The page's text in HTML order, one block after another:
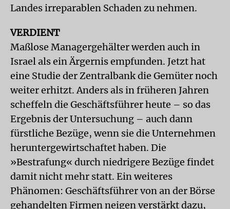
Landes irreparablen Schaden zu nehmen.
VERDIENT
Maßlose Managergehälter werden auch in
Israel als ein Ärgernis empfunden. Jetzt hat
eine Studie der Zentralbank die Gemüter noch
weiter erhitzt. Anders als in früheren Jahren
scheffeln die Geschäftsführer heute – so das
Ergebnis der Untersuchung – auch dann
fürstliche Bezüge, wenn sie die Unternehmen
heruntergewirtschaftet haben. Die
»Bestrafung« durch niedrigere Bezüge findet
damit nicht mehr statt. Ein weiteres
Phänomen: Geschäftsführer von an der Börse
gehandelten Firmen neigen verstärkt dazu,